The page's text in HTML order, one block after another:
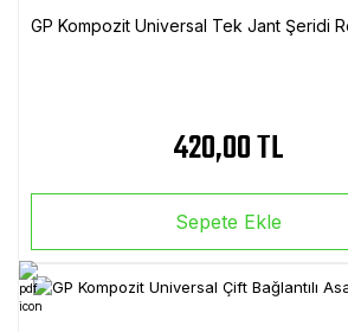
GP Kompozit Universal Tek Jant Şeridi
420,00 TL
Sepete Ekle